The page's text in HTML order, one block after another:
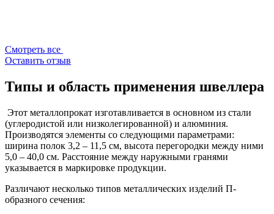
Смотреть все
Оставить отзыв
Типы и область применения швеллера
Этот металлопрокат изготавливается в основном из стали
(углеродистой или низколегированной) и алюминия.
Производятся элементы со следующими параметрами:
ширина полок 3,2 – 11,5 см, высота перегородки между ними
5,0 – 40,0 см. Расстояние между наружными гранями
указывается в маркировке продукции.
Различают несколько типов металлических изделий П-
образного сечения: